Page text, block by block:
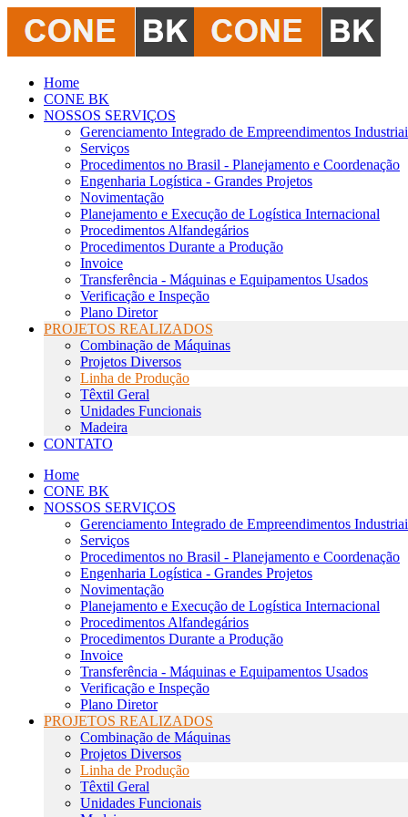
Home
CONE BK
NOSSOS SERVIÇOS
Gerenciamento Integrado de Empreendimentos
Serviços
Procedimentos no Brasil - Planejamento e Coordenação
Engenharia Logística - Grandes Projetos
Novimentação
Planejamento e Execução de Logística Internacional
Procedimentos Alfandegários
Procedimentos Durante a Produção
Invoice
Transferência - Máquinas e Equipamentos Usados
Verificação e Inspeção
Plano Diretor
PROJETOS REALIZADOS
Combinação de Máquinas
Projetos Diversos
Linha de Produção
Têxtil Geral
Unidades Funcionais
Madeira
CONTATO
Home
CONE BK
NOSSOS SERVIÇOS
Gerenciamento Integrado de Empreendimentos
Serviços
Procedimentos no Brasil - Planejamento e Coordenação
Engenharia Logística - Grandes Projetos
Novimentação
Planejamento e Execução de Logística Internacional
Procedimentos Alfandegários
Procedimentos Durante a Produção
Invoice
Transferência - Máquinas e Equipamentos Usados
Verificação e Inspeção
Plano Diretor
PROJETOS REALIZADOS
Combinação de Máquinas
Projetos Diversos
Linha de Produção
Têxtil Geral
Unidades Funcionais